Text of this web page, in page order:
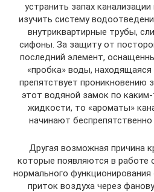
устранить запах
изучить систему
внутриквартирные трубы,
сифоны. За защиту от
последний элемент,
«пробка» воды,
препятствует проникновению
этот водяной замок по
жидкости, то «ароматы»
начинают
Другая возможная причина
которые появляются в работе
нормального
приток воздуха через